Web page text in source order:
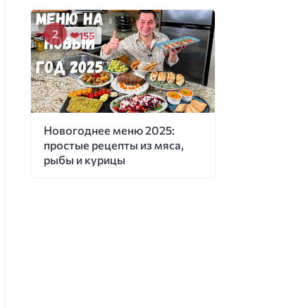
Новогоднее меню 2025:
простые рецепты из мяса,
рыбы и курицы
155